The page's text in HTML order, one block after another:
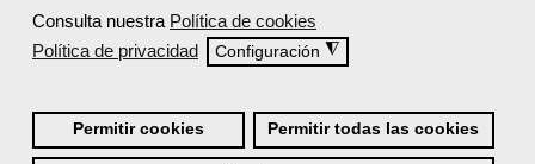
Consulta nuestra Política de cookies
Política de privacidad
Configuración ◮
Permitir cookies Permitir todas las cookies
tienen temario actualizado?
finaliza su formación?